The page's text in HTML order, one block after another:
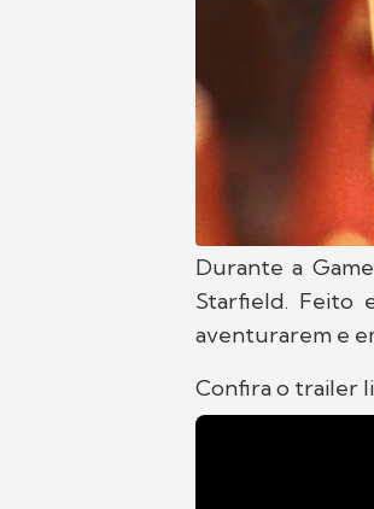
Durante a
Starfield. Feito
aventurarem e
Confira o trailer